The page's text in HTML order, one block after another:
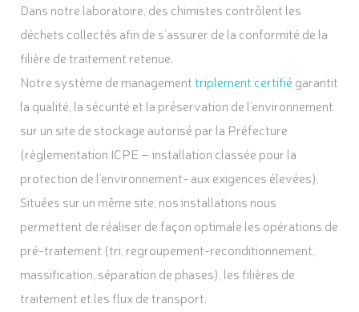
Dans notre laboratoire, des chimistes contrôlent les
déchets collectés afin de s’assurer de la conformité de la
filière de traitement retenue.
Notre système de management triplement certifié garantit
la qualité, la sécurité et la préservation de l’environnement
sur un site de stockage autorisé par la Préfecture
(règlementation ICPE – installation classée pour la
protection de l’environnement- aux exigences élevées).
Situées sur un même site, nos installations nous
permettent de réaliser de façon optimale les opérations de
pré-traitement (tri, regroupement-reconditionnement,
massification, séparation de phases), les filières de
traitement et les flux de transport.